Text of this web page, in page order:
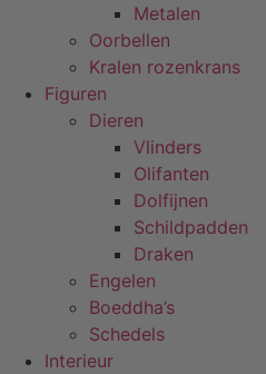
Metalen
Oorbellen
Kralen rozenkrans
Figuren
Dieren
Vlinders
Olifanten
Dolfijnen
Schildpadden
Draken
Engelen
Boeddha’s
Schedels
Interieur